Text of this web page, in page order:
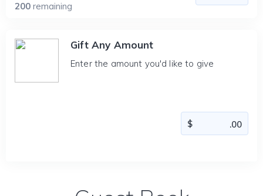
200 remaining
Gift Any Amount
Enter the amount you'd like to give